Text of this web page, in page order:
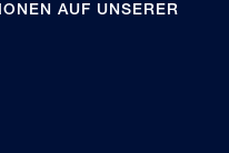
AUF UNSERER